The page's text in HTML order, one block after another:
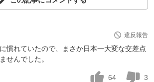
違反報告
慣れていたので、まさか日本一大変な交差点
せんでした。
64 3